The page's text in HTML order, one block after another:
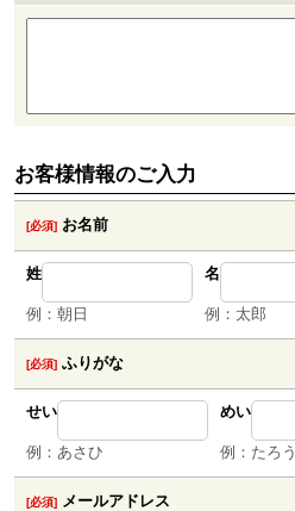
[必須] お名前
姓
例：朝日
名
例：太郎
[必須] ふりがな
せい
例：あさひ
めい
例：たろう
[必須] メールアドレス